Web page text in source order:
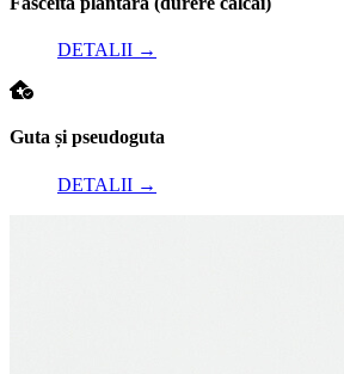
DETALII →
Guta și pseudoguta
DETALII →